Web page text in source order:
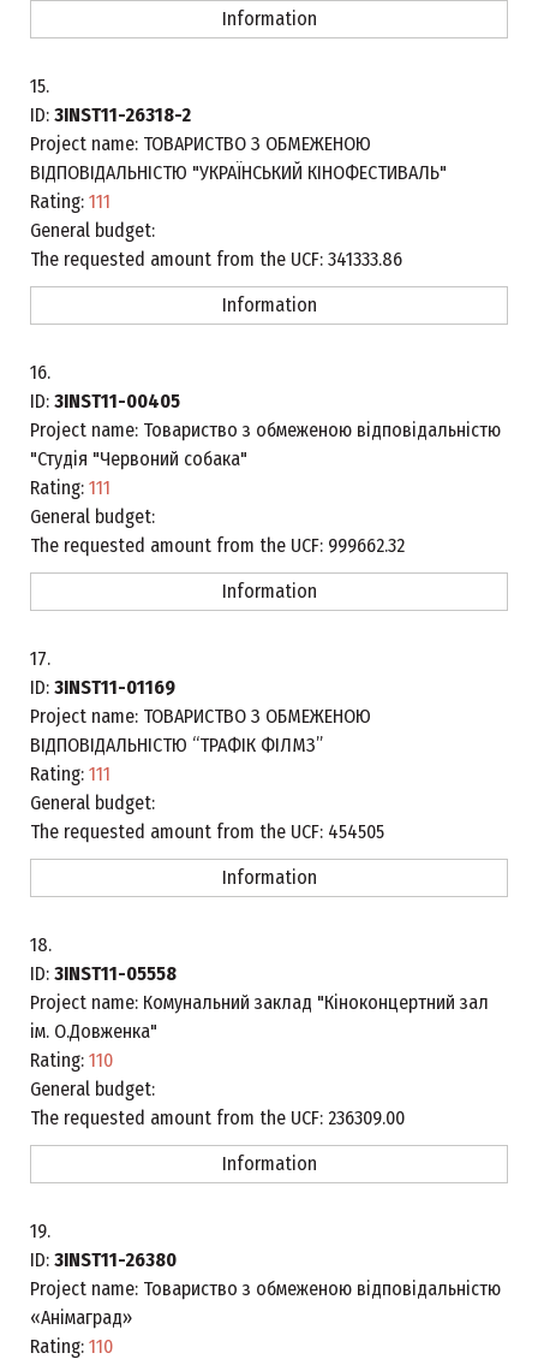
Information
15.
ID: 3INST11-26318-2
Project name: ТОВАРИСТВО З ОБМЕЖЕНОЮ
ВІДПОВІДАЛЬНІСТЮ "УКРАЇНСЬКИЙ КІНОФЕСТИВАЛЬ"
Rating: 111
General budget:
The requested amount from the UCF: 341333.86
Information
16.
ID: 3INST11-00405
Project name: Товариство з обмеженою відповідальністю
"Студія "Червоний собака"
Rating: 111
General budget:
The requested amount from the UCF: 999662.32
Information
17.
ID: 3INST11-01169
Project name: ТОВАРИСТВО З ОБМЕЖЕНОЮ
ВІДПОВІДАЛЬНІСТЮ “ТРАФІК ФІЛМЗ”
Rating: 111
General budget:
The requested amount from the UCF: 454505
Information
18.
ID: 3INST11-05558
Project name: Комунальний заклад "Кіноконцертний зал
ім. О.Довженка"
Rating: 110
General budget:
The requested amount from the UCF: 236309.00
Information
19.
ID: 3INST11-26380
Project name: Товариство з обмеженою відповідальністю
«Анімаград»
Rating: 110